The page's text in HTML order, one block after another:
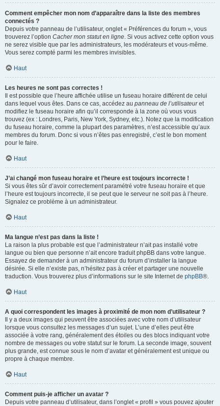
Comment empêcher mon nom d’apparaître dans la liste des membres
connectés ?
Depuis votre panneau de l’utilisateur, onglet « Préférences du forum », vous
trouverez l’option Cacher mon statut en ligne. Si vous activez cette option vous
ne serez visible que par les administrateurs, les modérateurs et vous-même.
Vous serez compté parmi les membres invisibles.
Haut
Les heures ne sont pas correctes !
Il est possible que l’heure affichée utilise un fuseau horaire différent de celui
dans lequel vous êtes. Dans ce cas, accédez au panneau de l’utilisateuret
modifiez le fuseau horaire afin qu’il corresponde à la zone où vous vous
trouvez (ex : Londres, Paris, New York, Sydney, etc.). Notez que la modification
du fuseau horaire, comme la plupart des paramètres, n’est accessible qu’aux
membres du forum. Donc si vous n’êtes pas enregistré, c’est le bon moment
pour le faire.
Haut
J’ai changé mon fuseau horaire et l’heure est toujours incorrecte !
Si vous êtes sûr d’avoir correctement paramétré votre fuseau horaire et que
l’heure est toujours incorrecte, il se peut que le serveur ne soit pas à l’heure.
Signalez ce problème à un administrateur.
Haut
Ma langue n’est pas dans la liste !
La raison la plus probable est que l’administrateur n’ait pas installé votre
langue ou bien que personne n’ait encore traduit phpBB dans votre langue.
Essayez de demander à un administrateur du forum d’installer la langue
désirée. Si elle n’existe pas, n’hésitez pas à créer et partager une nouvelle
traduction. Vous trouverez plus d’informations sur le site Internet de phpBB®.
Haut
A quoi correspondent les images à proximité de mon nom d’utilisateur ?
Il y a deux images qui peuvent être associées avec votre nom d’utilisateur
lorsque vous consultez les messages d’un sujet. L’une d’elles peut être
associée à votre rang, généralement des étoiles ou des blocs indiquant votre
nombre de messages ou votre statut sur le forum. La seconde image, souvent
plus grande, est connue sous le nom d’avatar et généralement est unique ou
propre à chaque membre.
Haut
Comment puis-je afficher un avatar ?
Depuis votre panneau d’utilisateur, dans l’onglet « profil » vous pouvez ajouter